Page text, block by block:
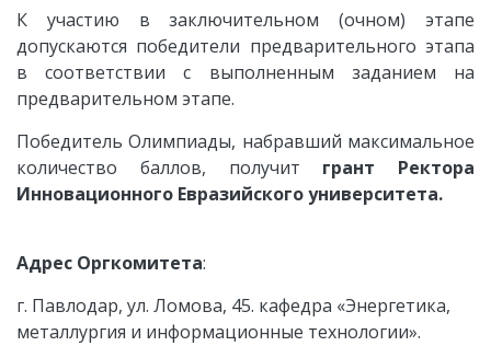
К участию в заключительном (очном) этапе
допускаются победители предварительного этапа
в соответствии с выполненным заданием на
предварительном этапе.
Победитель Олимпиады, набравший максимальное
количество баллов, получит грант Ректора
Инновационного Евразийского университета.
Адрес Оргкомитета:
г. Павлодар, ул. Ломова, 45. кафедра «Энергетика,
металлургия и информационные технологии».